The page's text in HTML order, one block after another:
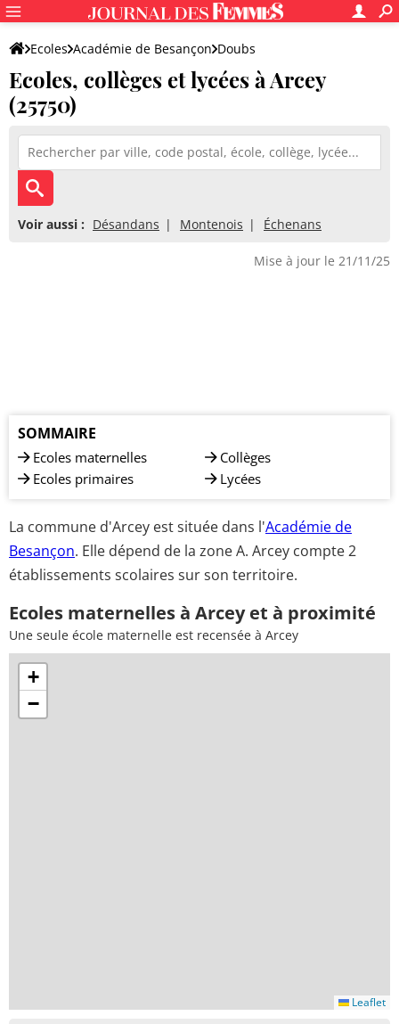
Ecoles Académie de Besançon Doubs
Ecoles, collèges et lycées à Arcey
(25750)
Voir aussi : Désandans Montenois Échenans
Mise à jour le 21/11/25
SOMMAIRE
Ecoles maternelles
Ecoles primaires
Collèges
Lycées
La commune d'Arcey est située dans l'Académie de
Besançon. Elle dépend de la zone A. Arcey compte 2
établissements scolaires sur son territoire.
Ecoles maternelles à Arcey et à proximité
Une seule école maternelle est recensée à Arcey
+
−
Leaflet